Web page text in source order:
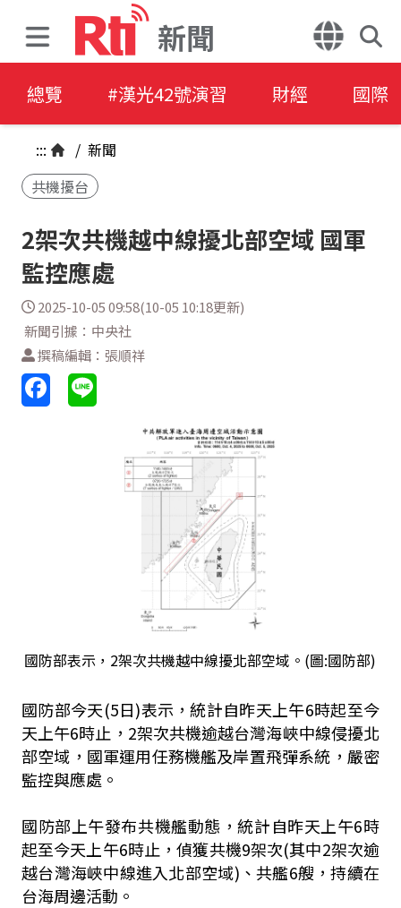
新聞
總覽 #漢光42號演習 財經 國際
::: / 新聞
共機擾台
2架次共機越中線擾北部空域 國軍
監控應處
2025-10-05 09:58(10-05 10:18更新)
新聞引據：中央社
撰稿編輯：張順祥
國防部表示，2架次共機越中線擾北部空域。(圖:國防部)
國防部今天(5日)表示，統計自昨天上午6時起至今
天上午6時止，2架次共機逾越台灣海峽中線侵擾北
部空域，國軍運用任務機艦及岸置飛彈系統，嚴密
監控與應處。
國防部上午發布共機艦動態，統計自昨天上午6時
起至今天上午6時止，偵獲共機9架次(其中2架次逾
越台灣海峽中線進入北部空域)、共艦6艘，持續在
台海周邊活動。